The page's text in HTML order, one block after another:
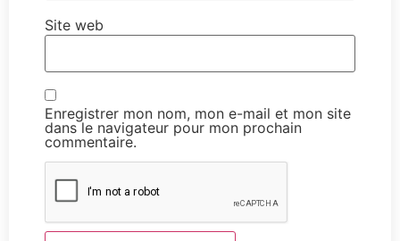
Site web
Enregistrer mon nom, mon e-mail et mon site
dans le navigateur pour mon prochain
commentaire.